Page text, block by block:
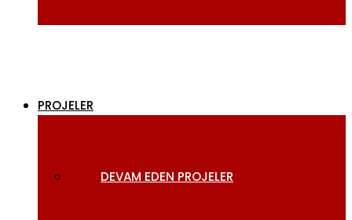
PROJELER
DEVAM EDEN PROJELER